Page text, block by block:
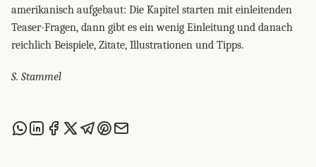
amerikanisch aufgebaut: Die Kapitel starten mit einleitenden
Teaser-Fragen, dann gibt es ein wenig Einleitung und danach
reichlich Beispiele, Zitate, Illustrationen und Tipps.
S. Stammel